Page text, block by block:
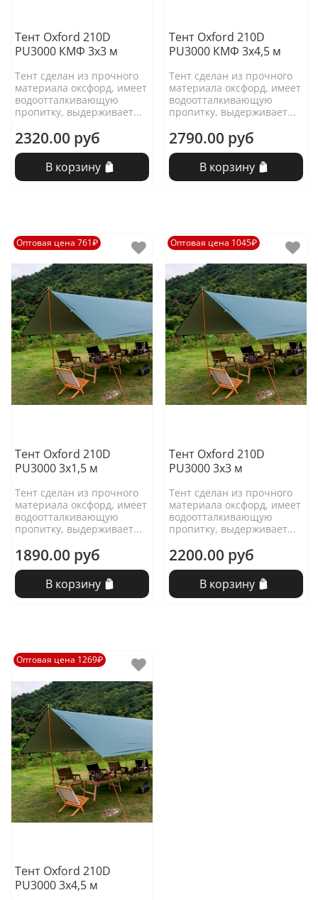
Тент Oxford 210D
PU3000 КМФ 3х3 м
Тент сделан из прочного
материала оксфорд, имеет
водоотталкивающую
пропитку, выдерживает...
2320.00 руб
В корзину
Тент Oxford 210D
PU3000 КМФ 3х4,5 м
Тент сделан из прочного
материала оксфорд, имеет
водоотталкивающую
пропитку, выдерживает...
2790.00 руб
В корзину
Оптовая цена 761₽
Тент Oxford 210D
PU3000 3х1,5 м
Тент сделан из прочного
материала оксфорд, имеет
водоотталкивающую
пропитку, выдерживает...
1890.00 руб
В корзину
Оптовая цена 1045₽
Тент Oxford 210D
PU3000 3х3 м
Тент сделан из прочного
материала оксфорд, имеет
водоотталкивающую
пропитку, выдерживает...
2200.00 руб
В корзину
Оптовая цена 1269₽
Тент Oxford 210D
PU3000 3х4,5 м